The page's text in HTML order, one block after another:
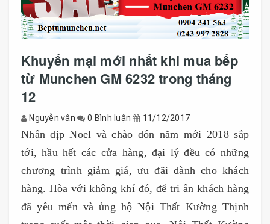
Khuyến mại mới nhất khi mua bếp
từ Munchen GM 6232 trong tháng
12
Nguyễn vân 0 Bình luận 11/12/2017
Nhân dịp Noel và chào đón năm mới 2018 sắp
tới, hầu hết các cửa hàng, đại lý đều có những
chương trình giảm giá, ưu đãi dành cho khách
hàng. Hòa với không khí đó, để tri ân khách hàng
đã yêu mến và ủng hộ Nội Thất Kường Thịnh